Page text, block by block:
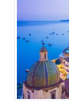
tartozik az
síkképernyős tv,
Este táncos-
éves
vacsoránkat,
október 24.
Reggeli, majd
kirándulás